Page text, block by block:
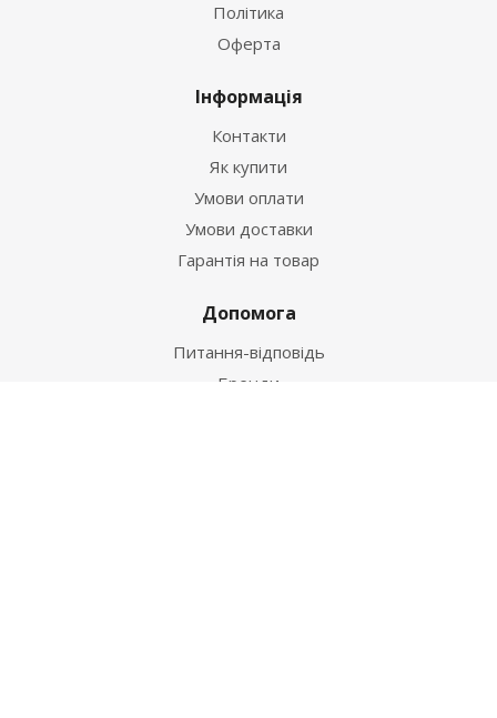
Політика
Оферта
Інформація
Контакти
Як купити
Умови оплати
Умови доставки
Гарантія на товар
Допомога
Питання-відповідь
Бренди